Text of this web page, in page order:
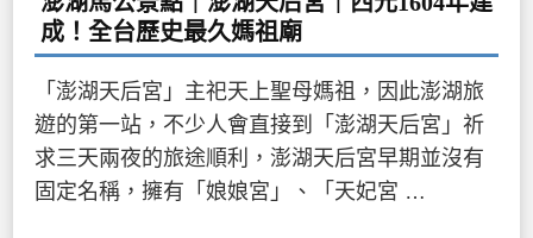
成！全台歷史最久媽祖廟
「澎湖天后宮」主祀天上聖母媽祖，因此澎湖旅
遊的第一站，不少人會直接到「澎湖天后宮」祈
求三天兩夜的旅途順利，澎湖天后宮早期並沒有
固定名稱，擁有「娘娘宮」、「天妃宮 …